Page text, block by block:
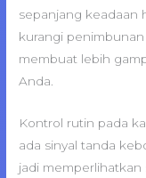
sepanjang keadaan
kurangi
membuat lebih
Anda.
Kontrol rutin pada
ada sinyal tanda
jadi memperlihatkan